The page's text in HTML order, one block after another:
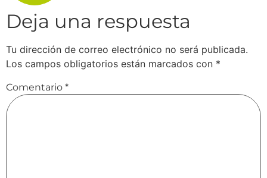
Deja una respuesta
Tu dirección de correo electrónico no será publicada.
Los campos obligatorios están marcados con *
Comentario *